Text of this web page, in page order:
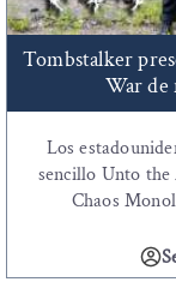
Tombstalker
War de
Los
sencillo Unto
Chaos